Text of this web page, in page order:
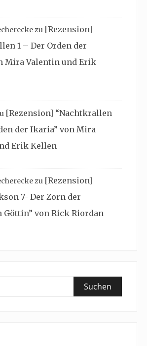
zu [Rezension]
1 – Der Orden der
Mira Valentin und Erik
[Rezension] “Nachtkrallen
der Ikaria” von Mira
Erik Kellen
zu [Rezension]
7- Der Zorn der
Göttin” von Rick Riordan